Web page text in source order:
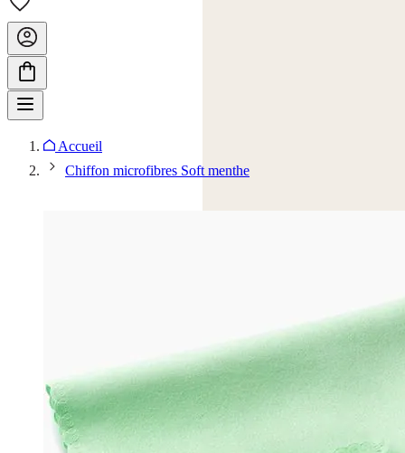
Accueil
Chiffon microfibres Soft menthe